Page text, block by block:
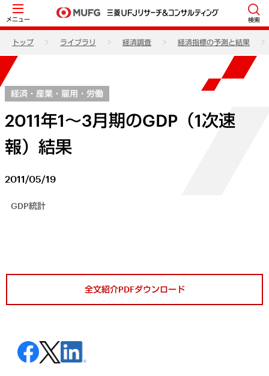
メニュー 検索
トップ ライブラリ 経済調査 経済指標の予測と結果
経済・産業・雇用・労働
2011年1～3月期のGDP（1次速
報）結果
2011/05/19
GDP統計
全文紹介PDFダウンロード